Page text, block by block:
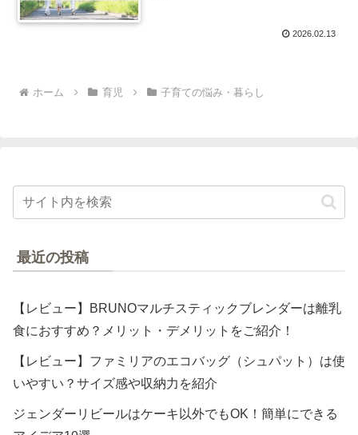
2026.02.13
ホーム 育児 子育ての悩み・暮らし
最近の投稿
【レビュー】BRUNOマルチスティックブレンダーは離乳
食におすすめ？メリット・デメリットをご紹介！
【レビュー】ファミリアのエコバッグ（シュパット）は使
いやすい？サイズ感や収納力を紹介
ジェンダーリビールはケーキ以外でもOK！簡単にできる